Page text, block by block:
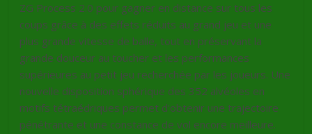
ZG Process 2.0 pour gagner en distance sur tous les
coups grâce à des effets réduits au grand jeu et une
plus grande vitesse de balle, tout en préservant la
grande douceur au toucher et les performances
supérieures au petit jeu recherchée par les joueurs. Une
nouvelle disposition sphérique des 352 alvéoles en
motifs tétraédriques permet d’obtenir une trajectoire
pénétrante et une constance de vol encore meilleure.